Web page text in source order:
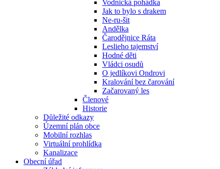
Vodnická pohádka
Jak to bylo s drakem
Ne-ru-šit
Andělka
Čarodějnice Ráta
Leslieho tajemství
Hodné děti
Vládci osudů
O jedlíkovi Ondrovi
Kralování bez čarování
Začarovaný les
Členové
Historie
Důležité odkazy
Územní plán obce
Mobilní rozhlas
Virtuální prohlídka
Kanalizace
Obecní úřad